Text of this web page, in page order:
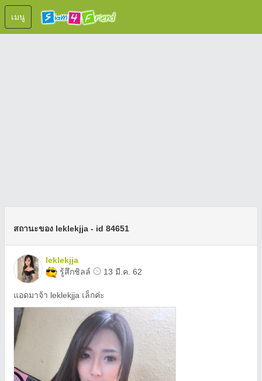
เมนู
สถานะของ leklekjja - id 84651
leklekjja
รู้สึกชิลล์
13 มี.ค. 62
แอดมาจ้า leklekjja เล็กค่ะ